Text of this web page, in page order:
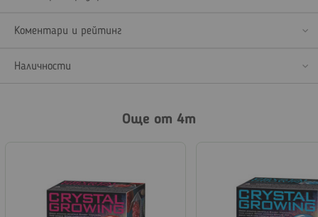
Коментари и рейтинг
Наличности
Още от 4m